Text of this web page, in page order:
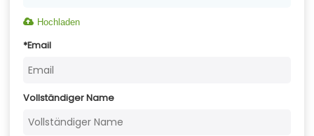
Hochladen
*Email
Vollständiger Name